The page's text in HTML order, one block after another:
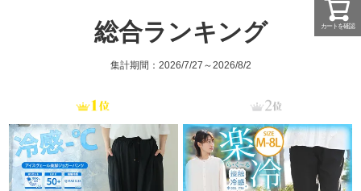
総合ランキング
集計期間：2026/7/27～2026/8/2
カートを確認